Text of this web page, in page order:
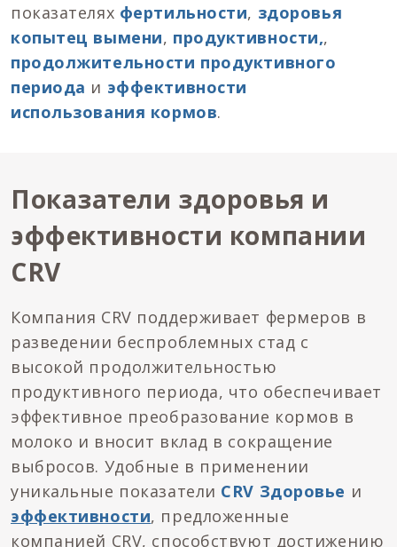
показателях фертильности, здоровья
копытец вымени, продуктивности,,
продолжительности продуктивного
периода и эффективности
использования кормов.
Показатели здоровья и
эффективности компании
CRV
Компания CRV поддерживает фермеров в
разведении беспроблемных стад с
высокой продолжительностью
продуктивного периода, что обеспечивает
эффективное преобразование кормов в
молоко и вносит вклад в сокращение
выбросов. Удобные в применении
уникальные показатели CRV Здоровье и
эффективности, предложенные
компанией CRV, способствуют достижению